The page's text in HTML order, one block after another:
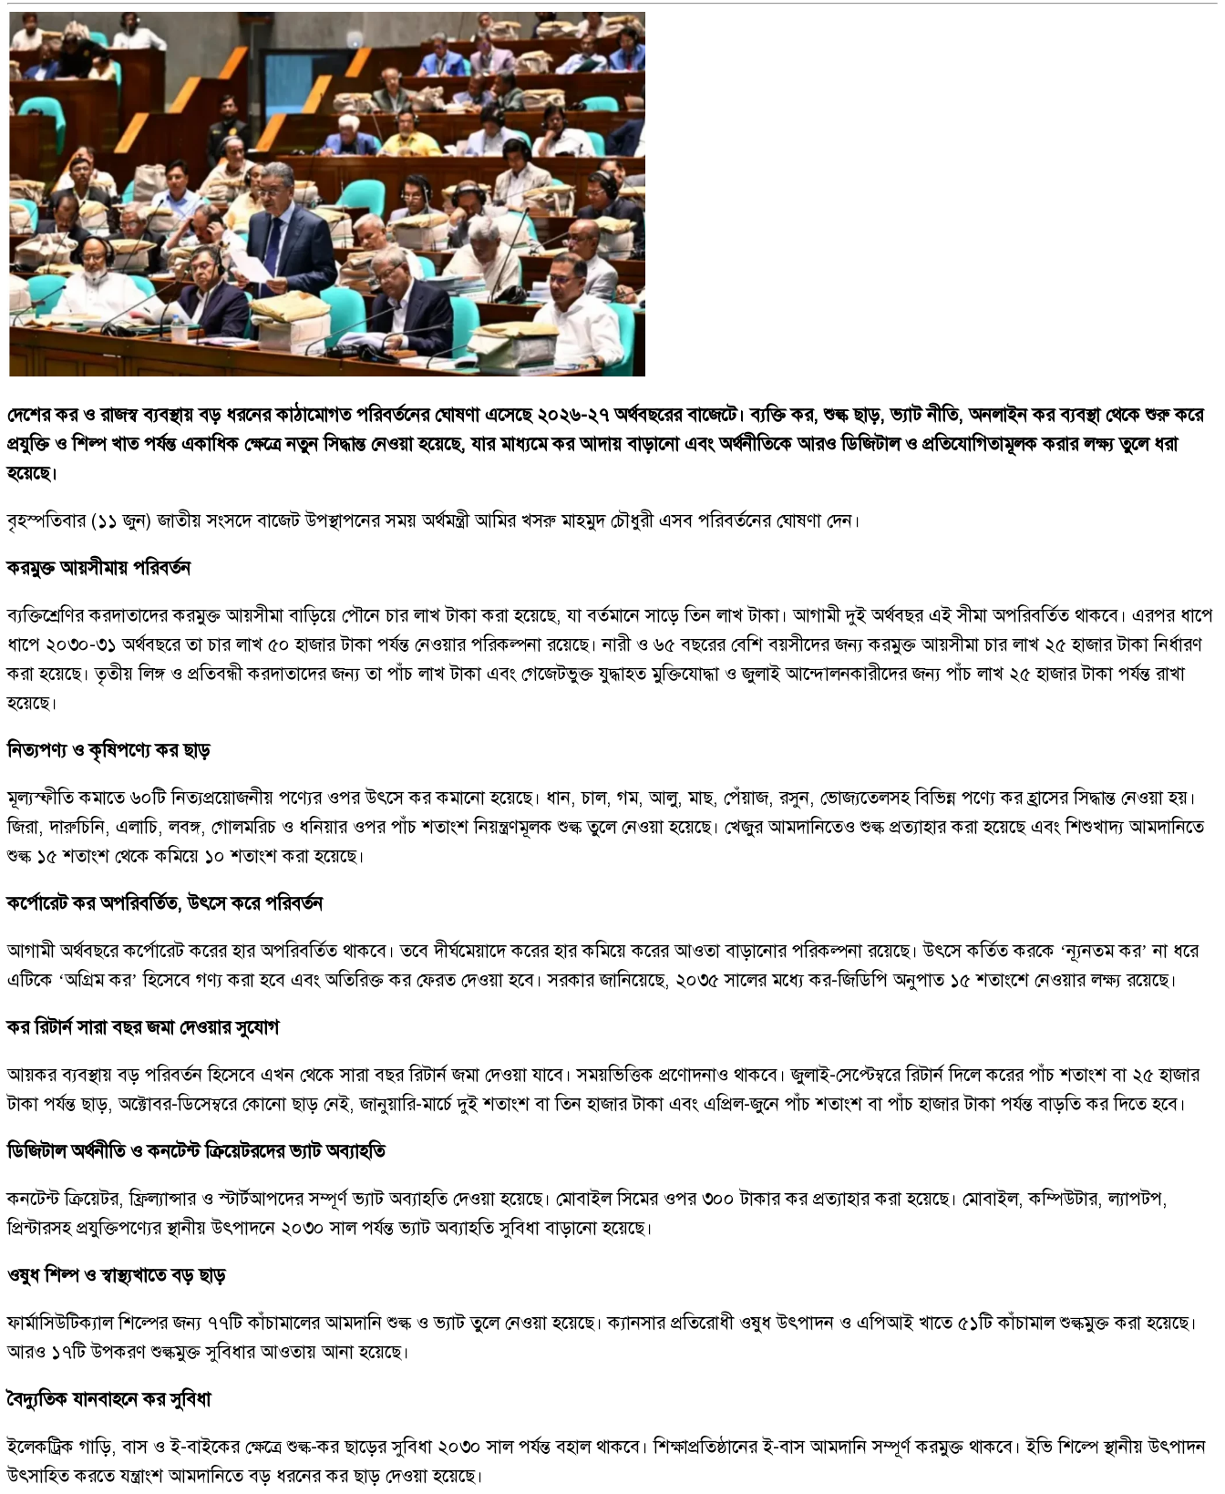
দেশের কর ও রাজস্ব ব্যবস্থায় বড় ধরনের কাঠামোগত পরিবর্তনের ঘোষণা এসেছে ২০২৬-২৭ অর্থবছরের বাজেটে। ব্যক্তি কর, শুল্ক ছাড়, ভ্যাট নীতি, অনলাইন কর ব্যবস্থা থেকে শুরু করে
প্রযুক্তি ও শিল্প খাত পর্যন্ত একাধিক ক্ষেত্রে নতুন সিদ্ধান্ত নেওয়া হয়েছে, যার মাধ্যমে কর আদায় বাড়ানো এবং অর্থনীতিকে আরও ডিজিটাল ও প্রতিযোগিতামূলক করার লক্ষ্য তুলে ধরা
হয়েছে।
বৃহস্পতিবার (১১ জুন) জাতীয় সংসদে বাজেট উপস্থাপনের সময় অর্থমন্ত্রী আমির খসরু মাহমুদ চৌধুরী এসব পরিবর্তনের ঘোষণা দেন।
করমুক্ত আয়সীমায় পরিবর্তন
ব্যক্তিশ্রেণির করদাতাদের করমুক্ত আয়সীমা বাড়িয়ে পৌনে চার লাখ টাকা করা হয়েছে, যা বর্তমানে সাড়ে তিন লাখ টাকা। আগামী দুই অর্থবছর এই সীমা অপরিবর্তিত থাকবে। এরপর ধাপে
ধাপে ২০৩০-৩১ অর্থবছরে তা চার লাখ ৫০ হাজার টাকা পর্যন্ত নেওয়ার পরিকল্পনা রয়েছে। নারী ও ৬৫ বছরের বেশি বয়সীদের জন্য করমুক্ত আয়সীমা চার লাখ ২৫ হাজার টাকা নির্ধারণ
করা হয়েছে। তৃতীয় লিঙ্গ ও প্রতিবন্ধী করদাতাদের জন্য তা পাঁচ লাখ টাকা এবং গেজেটভুক্ত যুদ্ধাহত মুক্তিযোদ্ধা ও জুলাই আন্দোলনকারীদের জন্য পাঁচ লাখ ২৫ হাজার টাকা পর্যন্ত রাখা
হয়েছে।
নিত্যপণ্য ও কৃষিপণ্যে কর ছাড়
মূল্যস্ফীতি কমাতে ৬০টি নিত্যপ্রয়োজনীয় পণ্যের ওপর উৎসে কর কমানো হয়েছে। ধান, চাল, গম, আলু, মাছ, পেঁয়াজ, রসুন, ভোজ্যতেলসহ বিভিন্ন পণ্যে কর হ্রাসের সিদ্ধান্ত নেওয়া হয়।
জিরা, দারুচিনি, এলাচি, লবঙ্গ, গোলমরিচ ও ধনিয়ার ওপর পাঁচ শতাংশ নিয়ন্ত্রণমূলক শুল্ক তুলে নেওয়া হয়েছে। খেজুর আমদানিতেও শুল্ক প্রত্যাহার করা হয়েছে এবং শিশুখাদ্য আমদানিতে
শুল্ক ১৫ শতাংশ থেকে কমিয়ে ১০ শতাংশ করা হয়েছে।
কর্পোরেট কর অপরিবর্তিত, উৎসে করে পরিবর্তন
আগামী অর্থবছরে কর্পোরেট করের হার অপরিবর্তিত থাকবে। তবে দীর্ঘমেয়াদে করের হার কমিয়ে করের আওতা বাড়ানোর পরিকল্পনা রয়েছে। উৎসে কর্তিত করকে ‘ন্যূনতম কর’ না ধরে
এটিকে ‘অগ্রিম কর’ হিসেবে গণ্য করা হবে এবং অতিরিক্ত কর ফেরত দেওয়া হবে। সরকার জানিয়েছে, ২০৩৫ সালের মধ্যে কর-জিডিপি অনুপাত ১৫ শতাংশে নেওয়ার লক্ষ্য রয়েছে।
কর রিটার্ন সারা বছর জমা দেওয়ার সুযোগ
আয়কর ব্যবস্থায় বড় পরিবর্তন হিসেবে এখন থেকে সারা বছর রিটার্ন জমা দেওয়া যাবে। সময়ভিত্তিক প্রণোদনাও থাকবে। জুলাই-সেপ্টেম্বরে রিটার্ন দিলে করের পাঁচ শতাংশ বা ২৫ হাজার
টাকা পর্যন্ত ছাড়, অক্টোবর-ডিসেম্বরে কোনো ছাড় নেই, জানুয়ারি-মার্চে দুই শতাংশ বা তিন হাজার টাকা এবং এপ্রিল-জুনে পাঁচ শতাংশ বা পাঁচ হাজার টাকা পর্যন্ত বাড়তি কর দিতে হবে।
ডিজিটাল অর্থনীতি ও কনটেন্ট ক্রিয়েটরদের ভ্যাট অব্যাহতি
কনটেন্ট ক্রিয়েটর, ফ্রিল্যান্সার ও স্টার্টআপদের সম্পূর্ণ ভ্যাট অব্যাহতি দেওয়া হয়েছে। মোবাইল সিমের ওপর ৩০০ টাকার কর প্রত্যাহার করা হয়েছে। মোবাইল, কম্পিউটার, ল্যাপটপ,
প্রিন্টারসহ প্রযুক্তিপণ্যের স্থানীয় উৎপাদনে ২০৩০ সাল পর্যন্ত ভ্যাট অব্যাহতি সুবিধা বাড়ানো হয়েছে।
ওষুধ শিল্প ও স্বাস্থ্যখাতে বড় ছাড়
ফার্মাসিউটিক্যাল শিল্পের জন্য ৭৭টি কাঁচামালের আমদানি শুল্ক ও ভ্যাট তুলে নেওয়া হয়েছে। ক্যানসার প্রতিরোধী ওষুধ উৎপাদন ও এপিআই খাতে ৫১টি কাঁচামাল শুল্কমুক্ত করা হয়েছে।
আরও ১৭টি উপকরণ শুল্কমুক্ত সুবিধার আওতায় আনা হয়েছে।
বৈদ্যুতিক যানবাহনে কর সুবিধা
ইলেকট্রিক গাড়ি, বাস ও ই-বাইকের ক্ষেত্রে শুল্ক-কর ছাড়ের সুবিধা ২০৩০ সাল পর্যন্ত বহাল থাকবে। শিক্ষাপ্রতিষ্ঠানের ই-বাস আমদানি সম্পূর্ণ করমুক্ত থাকবে। ইভি শিল্পে স্থানীয় উৎপাদন
উৎসাহিত করতে যন্ত্রাংশ আমদানিতে বড় ধরনের কর ছাড় দেওয়া হয়েছে।